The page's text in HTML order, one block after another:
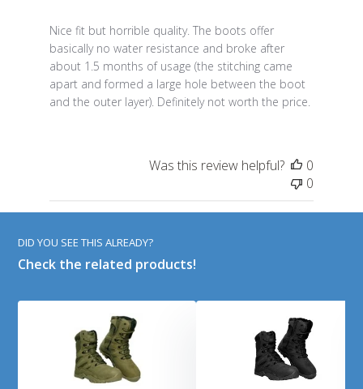
Nice fit but horrible quality. The boots offer
basically no water resistance and broke after
about 1.5 months of usage (the stitching came
apart and formed a large hole between the boot
and the outer layer). Definitely not worth the price.
Was this review helpful?
0
0
DID YOU SEE THIS ALREADY?
Check the related products!